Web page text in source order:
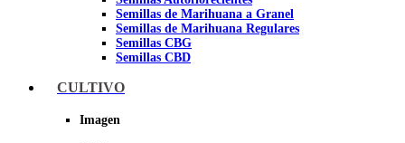
Semillas de Marihuana a Granel
Semillas de Marihuana Regulares
Semillas CBG
Semillas CBD
Sheer seeds
CULTIVO
Imagen